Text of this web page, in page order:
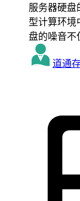
服务器硬盘
型计算环境
盘的噪音不
道通